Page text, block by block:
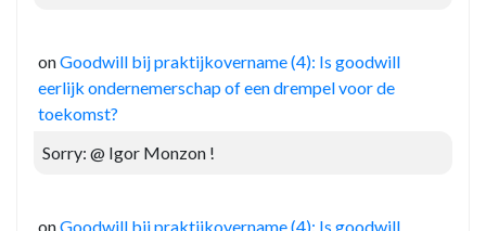
onGoodwill bij praktijkovername (4): Is goodwill
eerlijk ondernemerschap of een drempel voor de
toekomst?
Sorry: @ Igor Monzon !
onGoodwill bij praktijkovername (4): Is goodwill